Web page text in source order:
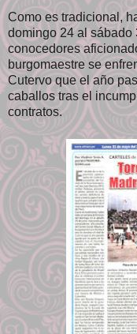
Como es tradicional,
domingo 24 al sábado
conocedores
burgomaestre se
Cutervo que el año
caballos tras el
contratos.